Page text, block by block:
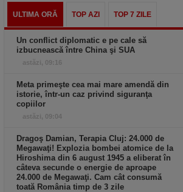
ULTIMA ORĂ TOP AZI TOP 7 ZILE
Un conflict diplomatic e pe cale să
izbucnească între China şi SUA
astăzi, 09:16
Meta primeşte cea mai mare amendă din
istorie, într-un caz privind siguranţa
copiilor
astăzi, 09:04
Dragoş Damian, Terapia Cluj: 24.000 de
Megawaţi! Explozia bombei atomice de la
Hiroshima din 6 august 1945 a eliberat în
câteva secunde o energie de aproape
24.000 de Megawaţi. Cam cât consumă
toată România timp de 3 zile